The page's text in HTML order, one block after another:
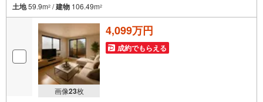
土地59.9m2 /建物 106.49m2
画像23枚
4,099万円
成約でもらえる